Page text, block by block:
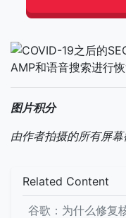
图片积分
由作者拍摄的所有屏
Related Content
谷歌：为什么修复